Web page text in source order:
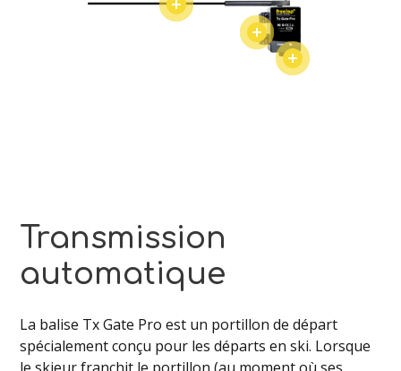
Transmission
automatique
La balise Tx Gate Pro est un portillon de départ
spécialement conçu pour les départs en ski. Lorsque
le skieur franchit le portillon (au moment où ses